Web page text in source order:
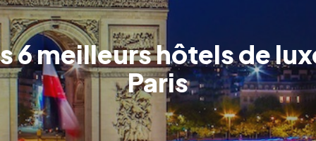
6 meilleurs hôtels de
Paris